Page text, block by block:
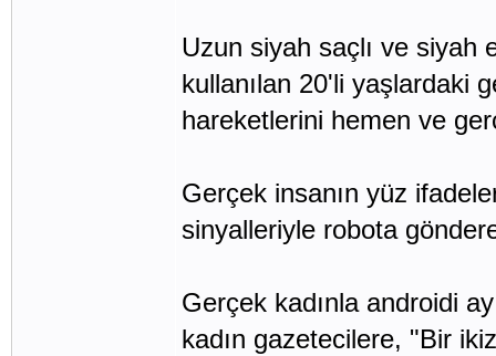
Uzun siyah saçlı ve siyah
kullanılan 20'li yaşlardaki
hareketlerini hemen ve
Gerçek insanın yüz
sinyalleriyle robota
Gerçek kadınla androidi
kadın gazetecilere, "Bir